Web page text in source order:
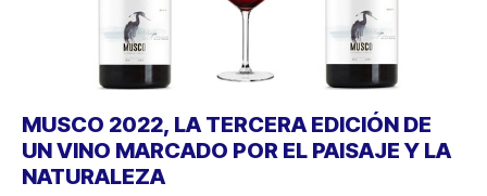
MUSCO 2022, LA TERCERA EDICIÓN DE
UN VINO MARCADO POR EL PAISAJE Y LA
NATURALEZA